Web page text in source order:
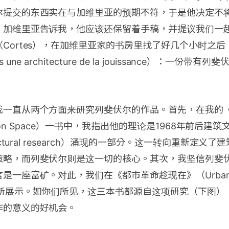
交的东西实在与加维里亚的预期不符，于是他决定不
维里亚告诉我，他应该还保留着手稿，并提议我们一
），在加维里亚家的书房里找了好几个小时之后
une architecture de la jouissance）：一份带有列斐
直从两个方面来研究列斐伏尔的作品。首先，在我的
Space）一书中，我指出他的理论是1968年前后建筑
research）涌现的一部分。这一转向重新定义了建
，而列斐伏尔则是这一切的核心。其次，我坚信列斐
是一座富矿。对此，我们在《都市革命趁现在》（
示。如你们所见，这三本书都源自这项研究（下图）
意义的好机会。